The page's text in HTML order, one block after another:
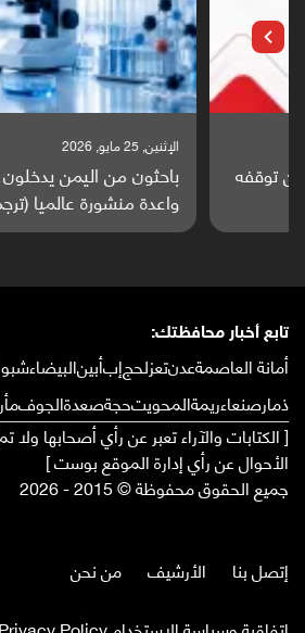
باحثون من اليمن يدخلون سباق أبحاث
واعدة منشورة عالميا (ترجمة)
تابع أخبار محافظتك:
أمانة العاصمةعدنتعزلحجإبأبينالبيضاء
ذمارصنعاءريمةالمحويتحجةصعدةالجوف
[ الكتابات والآراء تعبر عن رأي أصحابها
الأحوال عن رأي إدارة الموقع بوست ]
جميع الحقوق محفوظة © 2015 - 2026
إتصل بنا الأرشيف
من نحن